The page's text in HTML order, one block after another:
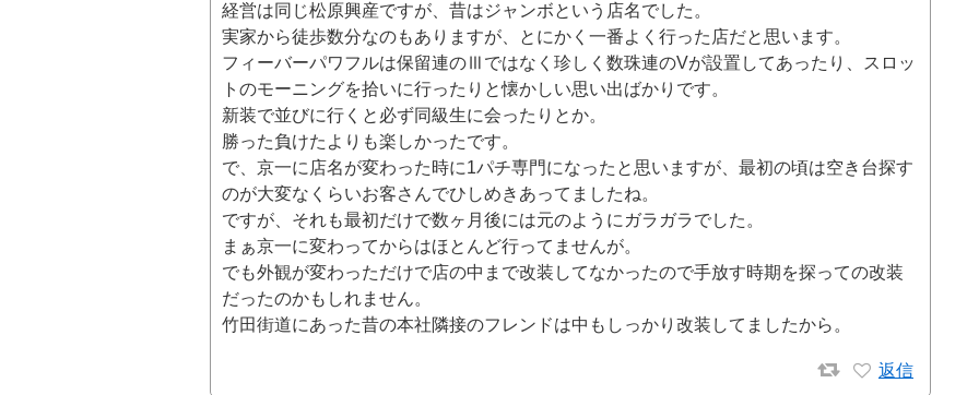
経営は同じ松原興産ですが、昔はジャンボという店名でした。
実家から徒歩数分なのもありますが、とにかく一番よく行った店だと思います。
フィーバーパワフルは保留連のⅢではなく珍しく数珠連のVが設置してあったり、スロッ
トのモーニングを拾いに行ったりと懐かしい思い出ばかりです。
新装で並びに行くと必ず同級生に会ったりとか。
勝った負けたよりも楽しかったです。
で、京一に店名が変わった時に1パチ専門になったと思いますが、最初の頃は空き台探す
のが大変なくらいお客さんでひしめきあってましたね。
ですが、それも最初だけで数ヶ月後には元のようにガラガラでした。
まぁ京一に変わってからはほとんど行ってませんが。
でも外観が変わっただけで店の中まで改装してなかったので手放す時期を探っての改装
だったのかもしれません。
竹田街道にあった昔の本社隣接のフレンドは中もしっかり改装してましたから。
返信